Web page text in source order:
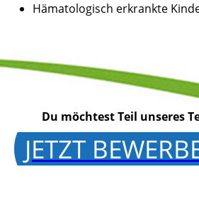
Hämatologisch erkrankte
Du möchtest Teil unseres
JETZT